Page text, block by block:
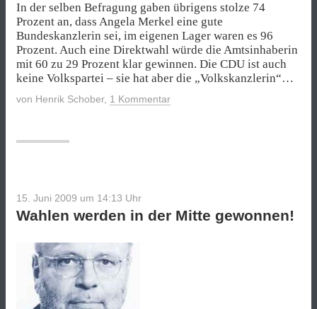
In der selben Befragung gaben übrigens stolze 74
Prozent an, dass Angela Merkel eine gute
Bundeskanzlerin sei, im eigenen Lager waren es 96
Prozent. Auch eine Direktwahl würde die Amtsinhaberin
mit 60 zu 29 Prozent klar gewinnen. Die CDU ist auch
keine Volkspartei – sie hat aber die „Volkskanzlerin“…
von Henrik Schober, 1 Kommentar
15. Juni 2009 um 14:13 Uhr
Wahlen werden in der Mitte gewonnen!